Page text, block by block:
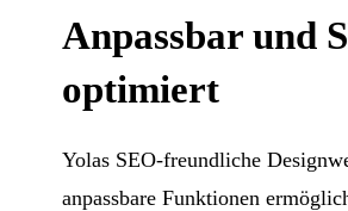
Anpassbar und
optimiert
Yolas SEO-freundliche
anpassbare Funktionen